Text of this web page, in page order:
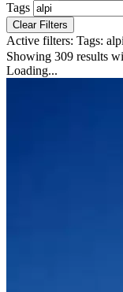
Tags
Clear Filters
Active filters: Tags: alpi
Showing 309 results
Loading...